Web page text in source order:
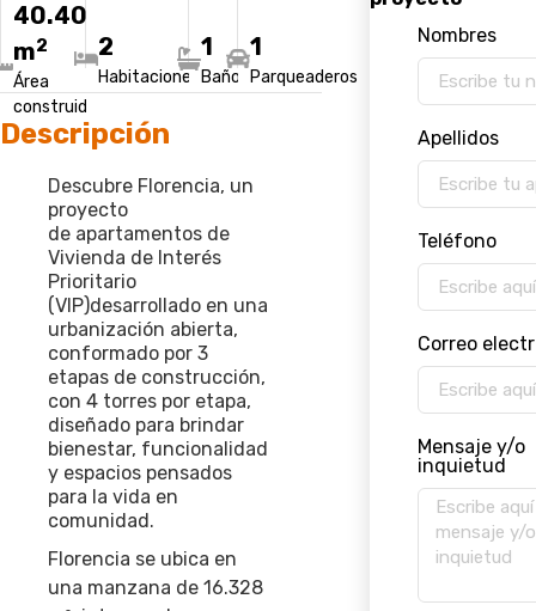
40.40
m2
Área
construida
2
Habitaciones
1
Baños
1
Parqueaderos
Descripción
Descubre Florencia, un
proyecto
de apartamentos de
Vivienda de Interés
Prioritario
(VIP)desarrollado en una
urbanización abierta,
conformado por 3
etapas de construcción,
con 4 torres por etapa,
diseñado para brindar
bienestar, funcionalidad
y espacios pensados
para la vida en
comunidad.
Florencia se ubica en
una manzana de 16.328
Nombres
Apellidos
Teléfono
Correo
Mensaje y/o
inquietud